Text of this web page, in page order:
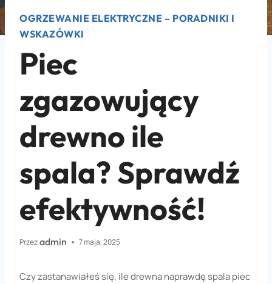
OGRZEWANIE ELEKTRYCZNE – PORADNIKI I
WSKAZÓWKI
Piec
zgazowujący
drewno ile
spala? Sprawdź
efektywność!
Przezadmin 7 maja, 2025
Czy zastanawiałeś się, ile drewna naprawdę spala piec